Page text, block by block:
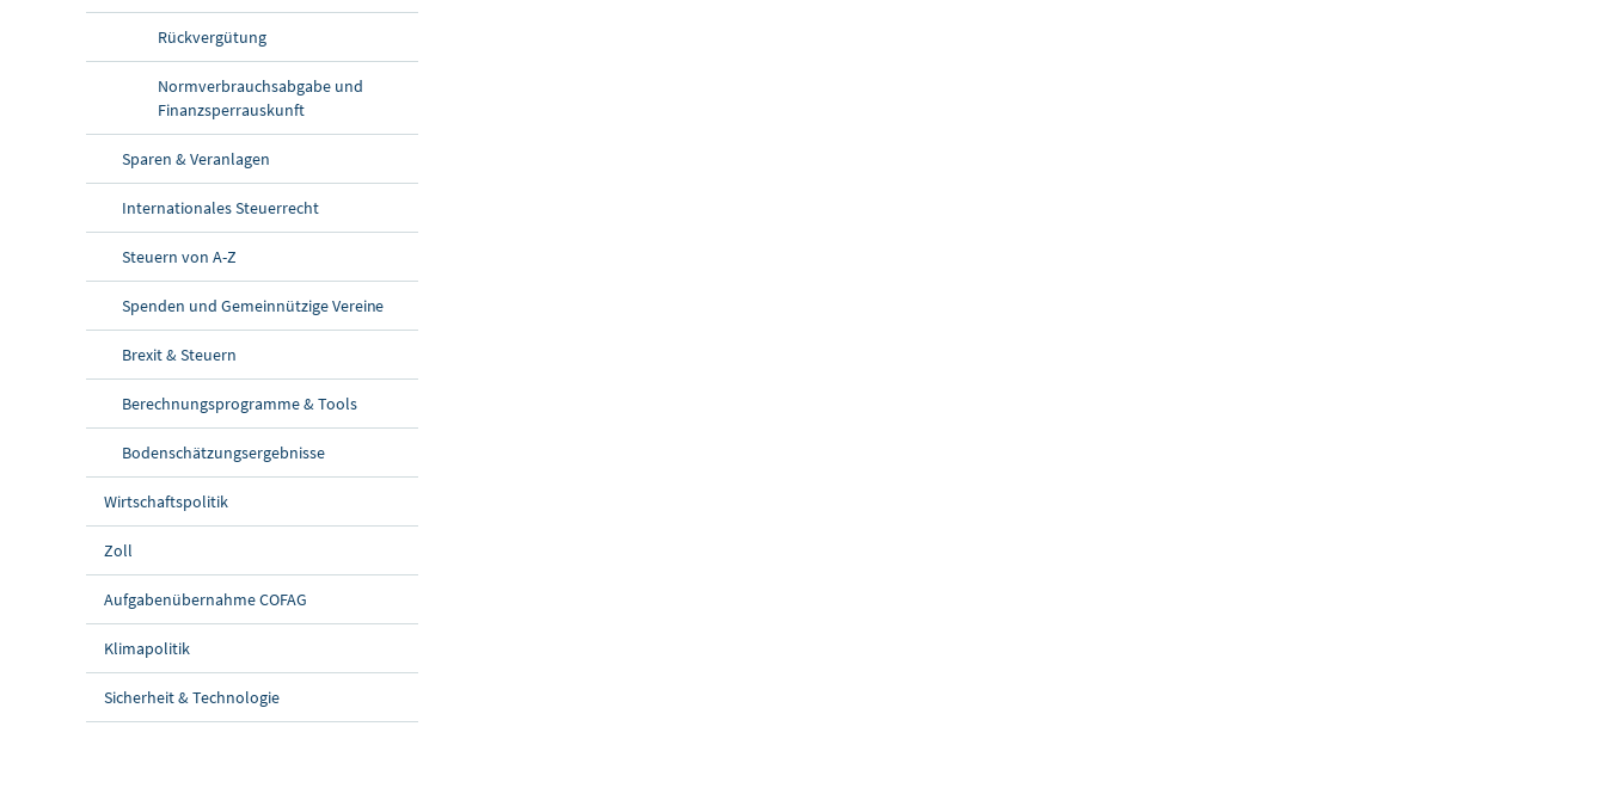
Rückvergütung
Normverbrauchsabgabe und
Finanzsperrauskunft
Sparen & Veranlagen
Internationales Steuerrecht
Steuern von A-Z
Spenden und Gemeinnützige Vereine
Brexit & Steuern
Berechnungsprogramme & Tools
Bodenschätzungsergebnisse
Wirtschaftspolitik
Zoll
Aufgabenübernahme COFAG
Klimapolitik
Sicherheit & Technologie